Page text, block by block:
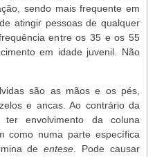
sendo mais frequente em
atingir pessoas de qualquer
entre os 35 e os 55
em idade juvenil. Não
são as mãos e os pés,
e ancas. Ao contrário da
ter envolvimento da coluna
como numa parte específica
deentese . Pode causar